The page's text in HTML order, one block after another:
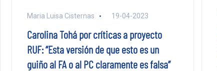
Maria Luisa Cisternas 19-04-2023
Carolina Tohá por críticas a proyecto
RUF: “Esta versión de que esto es un
guiño al FA o al PC claramente es falsa”